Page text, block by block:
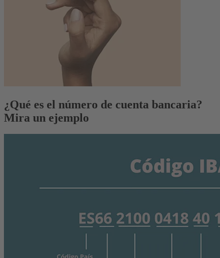
¿Qué es el número de cuenta bancaria?
Mira un ejemplo